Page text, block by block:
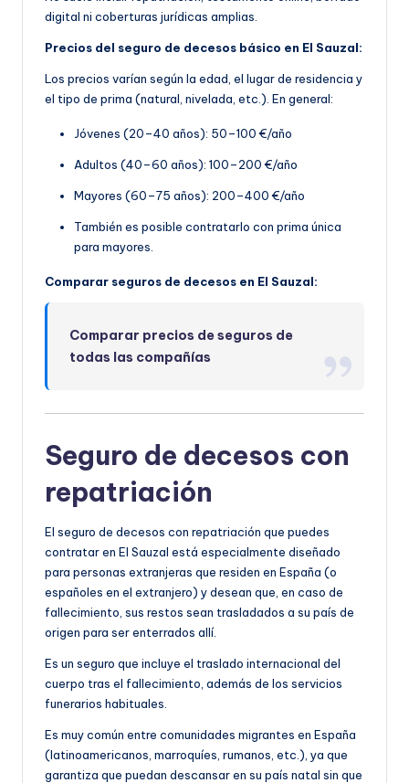
digital ni coberturas jurídicas amplias.
Precios del seguro de decesos básico en El Sauzal:
Los precios varían según la edad, el lugar de residencia y
el tipo de prima (natural, nivelada, etc.). En general:
Jóvenes (20–40 años): 50–100 €/año
Adultos (40–60 años): 100–200 €/año
Mayores (60–75 años): 200–400 €/año
También es posible contratarlo con prima única
para mayores.
Comparar seguros de decesos en El Sauzal:
Comparar precios de seguros de
todas las compañías
Seguro de decesos con
repatriación
El seguro de decesos con repatriación que puedes
contratar en El Sauzal está especialmente diseñado
para personas extranjeras que residen en España (o
españoles en el extranjero) y desean que, en caso de
fallecimiento, sus restos sean trasladados a su país de
origen para ser enterrados allí.
Es un seguro que incluye el traslado internacional del
cuerpo tras el fallecimiento, además de los servicios
funerarios habituales.
Es muy común entre comunidades migrantes en España
(latinoamericanos, marroquíes, rumanos, etc.), ya que
garantiza que puedan descansar en su país natal sin que